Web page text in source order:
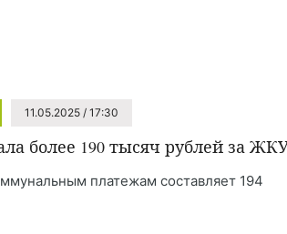
11.05.2025 / 17:30
более 190 тысяч рублей за
платежам составляет 194